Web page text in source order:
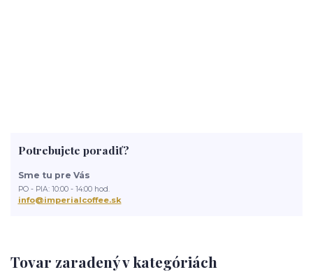
Tovar zaradený v kategóriách
Potrebujete poradiť?
Sme tu pre Vás
PO - PIA: 10:00 - 14:00 hod.
info@imperialcoffee.sk